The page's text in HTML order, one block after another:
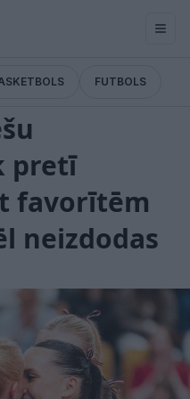
FUTBOLS
pretī
favorītēm
neizdodas